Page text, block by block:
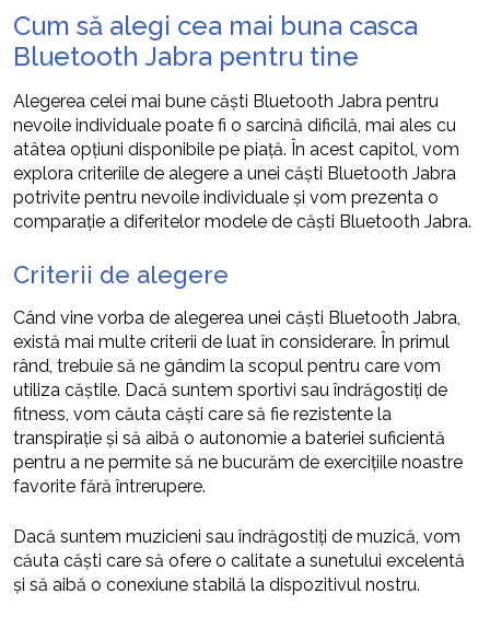
Cum să alegi cea mai buna casca
Bluetooth Jabra pentru tine
Alegerea celei mai bune căști Bluetooth Jabra pentru
nevoile individuale poate fi o sarcină dificilă, mai ales cu
atâtea opțiuni disponibile pe piață. În acest capitol, vom
explora criteriile de alegere a unei căști Bluetooth Jabra
potrivite pentru nevoile individuale și vom prezenta o
comparație a diferitelor modele de căști Bluetooth Jabra.
Criterii de alegere
Când vine vorba de alegerea unei căști Bluetooth Jabra,
există mai multe criterii de luat în considerare. În primul
rând, trebuie să ne gândim la scopul pentru care vom
utiliza căștile. Dacă suntem sportivi sau îndrăgostiți de
fitness, vom căuta căști care să fie rezistente la
transpirație și să aibă o autonomie a bateriei suficientă
pentru a ne permite să ne bucurăm de exercițiile noastre
favorite fără întrerupere.
Dacă suntem muzicieni sau îndrăgostiți de muzică, vom
căuta căști care să ofere o calitate a sunetului excelentă
și să aibă o conexiune stabilă la dispozitivul nostru.